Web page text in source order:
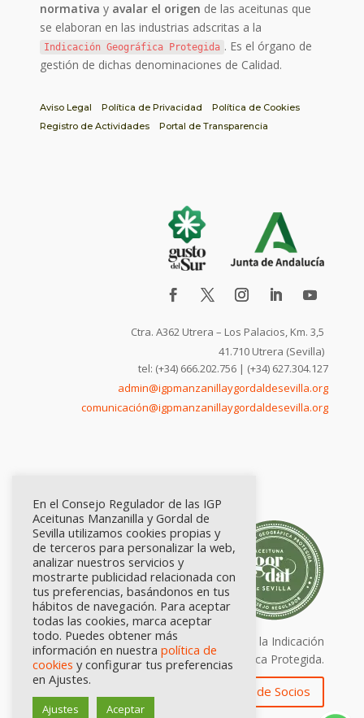
normativa y avalar el origen de las aceitunas que
se elaboran en las industrias adscritas a la
Indicación Geográfica Protegida . Es el órgano de
gestión de dichas denominaciones de Calidad.
Aviso Legal Política de Privacidad
Política de Cookies
Registro de Actividades
Portal de Transparencia
Ctra. A362 Utrera – Los Palacios, Km. 3,5
41.710 Utrera (Sevilla)
tel: (+34) 666.202.756 | (+34) 627.304.127
admin@igpmanzanillaygordaldesevilla.org
comunicación@igpmanzanillaygordaldesevilla.org
Calidad certificada por Origen. Sellos de la Indicación
Geográfica Protegida.
Zona de Socios
En el Consejo Regulador de las IGP
Aceitunas Manzanilla y Gordal de
Sevilla utilizamos cookies propias y
de terceros para personalizar la web,
analizar nuestros servicios y
mostrarte publicidad relacionada con
tus preferencias, basándonos en tus
hábitos de navegación. Para aceptar
todas las cookies, marca aceptar
todo. Puedes obtener más
información en nuestra política de
cookies y configurar tus preferencias
en Ajustes.
Ajustes Aceptar